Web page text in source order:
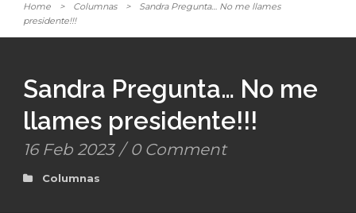
Home > Columnas >
Sandra Pregunta… No me llames
presidente!!!
Sandra Pregunta… No me
llames presidente!!!
16 Feb 2023 / 0 Comment
Columnas